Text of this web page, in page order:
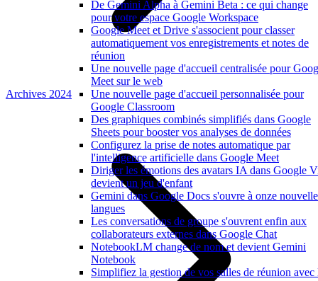
De Gemini Alpha à Gemini Beta : ce qui change
pour votre espace Google Workspace
Google Meet et Drive s'associent pour classer
automatiquement vos enregistrements et notes de
réunion
Une nouvelle page d'accueil centralisée pour
Meet sur le web
Une nouvelle page d'accueil personnalisée pour
Google Classroom
Des graphiques combinés simplifiés dans Google
Sheets pour booster vos analyses de données
Configurez la prise de notes automatique par
l'intelligence artificielle dans Google Meet
Diriger les émotions des avatars IA dans Google
devient un jeu d'enfant
Gemini dans Google Docs s'ouvre à onze
langues
Les conversations de groupe s'ouvrent enfin aux
collaborateurs externes dans Google Chat
NotebookLM change de nom et devient Gemini
Notebook
Simplifiez la gestion de vos salles de réunion avec
Archives 2024